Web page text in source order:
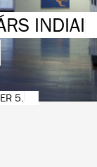
INDIAI
5.